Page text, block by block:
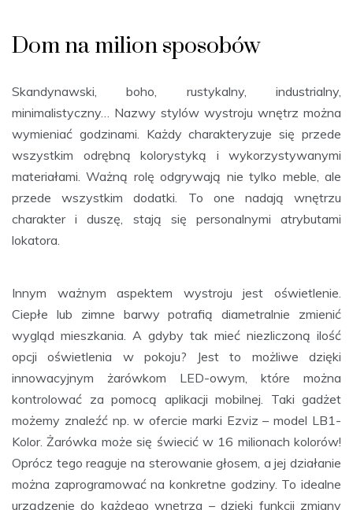
Dom na milion sposobów
Skandynawski, boho, rustykalny, industrialny,
minimalistyczny… Nazwy stylów wystroju wnętrz można
wymieniać godzinami. Każdy charakteryzuje się przede
wszystkim odrębną kolorystyką i wykorzystywanymi
materiałami. Ważną rolę odgrywają nie tylko meble, ale
przede wszystkim dodatki. To one nadają wnętrzu
charakter i duszę, stają się personalnymi atrybutami
lokatora.
Innym ważnym aspektem wystroju jest oświetlenie.
Ciepłe lub zimne barwy potrafią diametralnie zmienić
wygląd mieszkania. A gdyby tak mieć niezliczoną ilość
opcji oświetlenia w pokoju? Jest to możliwe dzięki
innowacyjnym żarówkom LED-owym, które można
kontrolować za pomocą aplikacji mobilnej. Taki gadżet
możemy znaleźć np. w ofercie marki Ezviz – model LB1-
Kolor. Żarówka może się świecić w 16 milionach kolorów!
Oprócz tego reaguje na sterowanie głosem, a jej działanie
można zaprogramować na konkretne godziny. To idealne
urządzenie do każdego wnętrza – dzięki funkcji zmiany